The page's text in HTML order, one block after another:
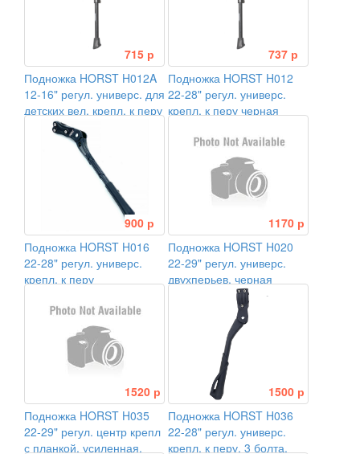
715 р
Подножка HORST H012A
12-16" регул. универс. для
детских вел. крепл. к перу
737 р
Подножка HORST H012
22-28" регул. универс.
крепл. к перу черная
900 р
Подножка HORST H016
22-28" регул. универс.
крепл. к перу
1170 р
Подножка HORST H020
22-29" регул. универс.
двухперьев. черная
1520 р
Подножка HORST H035
22-29" регул. центр крепл
с планкой, усиленная,
1500 р
Подножка HORST H036
22-28" регул. универс.
крепл. к перу, 3 болта,